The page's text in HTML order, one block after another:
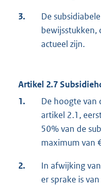
3.
De
bewijsstukken,
actueel zijn.
Artikel 2.7
1.
De hoogte van
artikel 2.1,
50% van de
maximum van
2.
In afwijking
er sprake is